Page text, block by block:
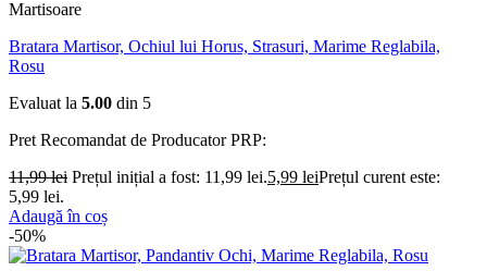
Martisoare
Bratara Martisor, Ochiul lui Horus, Strasuri, Marime Reglabila,
Rosu
Evaluat la 5.00 din 5
Pret Recomandat de ProducatorPRP:
11,99lei Prețul inițial a fost: 11,99 lei.5,99 leiPrețul curent este:
5,99 lei.
Adaugă în coș
-50%